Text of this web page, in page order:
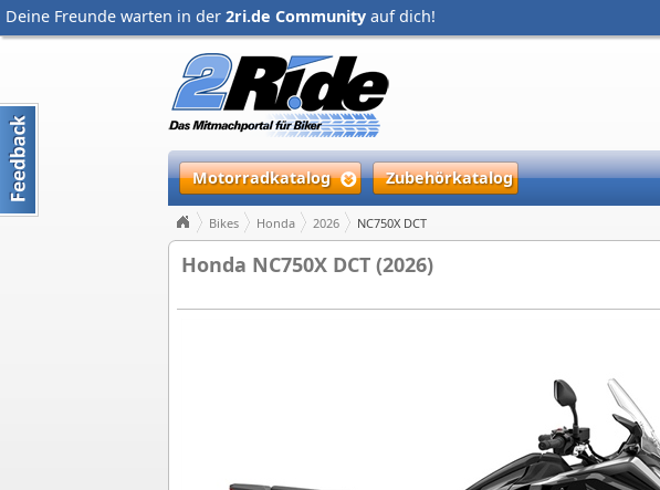
Deine Freunde warten in der 2ri.de Community auf dich!
Motorradkatalog Zubehörkatalog
Bikes Honda 2026 NC750X DCT
Honda NC750X DCT (2026)